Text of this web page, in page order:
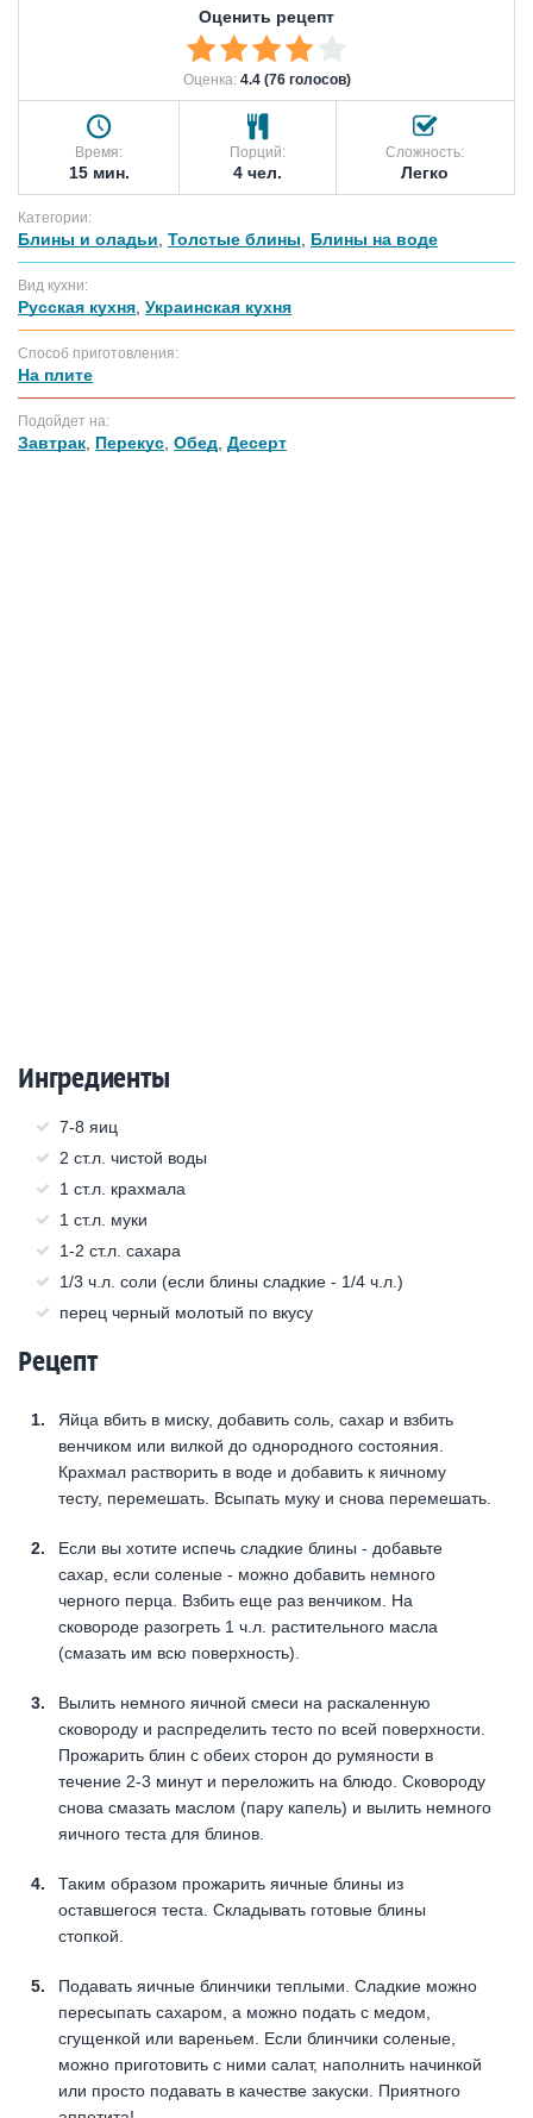
Оценить рецепт
Оценка: 4.4 (76 голосов)
Время:
15 мин.
Порций:
4 чел.
Сложность:
Легко
Категории:
Блины и оладьи Толстые блины Блины на воде
Вид кухни:
Русская кухня Украинская кухня
Способ приготовления:
На плите
Подойдет на:
Завтрак Перекус Обед Десерт
Ингредиенты
7-8 яиц
2 ст.л. чистой воды
1 ст.л. крахмала
1 ст.л. муки
1-2 ст.л. сахара
1/3 ч.л. соли (если блины сладкие - 1/4 ч.л.)
перец черный молотый по вкусу
Рецепт
Яйца вбить в миску, добавить соль, сахар и взбить
венчиком или вилкой до однородного состояния.
Крахмал растворить в воде и добавить к яичному
тесту, перемешать. Всыпать муку и снова перемешать.
Если вы хотите испечь сладкие блины - добавьте
сахар, если соленые - можно добавить немного
черного перца. Взбить еще раз венчиком. На
сковороде разогреть 1 ч.л. растительного масла
(смазать им всю поверхность).
Вылить немного яичной смеси на раскаленную
сковороду и распределить тесто по всей поверхности.
Прожарить блин с обеих сторон до румяности в
течение 2-3 минут и переложить на блюдо. Сковороду
снова смазать маслом (пару капель) и вылить немного
яичного теста для блинов.
Таким образом прожарить яичные блины из
оставшегося теста. Складывать готовые блины
стопкой.
Подавать яичные блинчики теплыми. Сладкие можно
пересыпать сахаром, а можно подать с медом,
сгущенкой или вареньем. Если блинчики соленые,
можно приготовить с ними салат, наполнить начинкой
или просто подавать в качестве закуски. Приятного